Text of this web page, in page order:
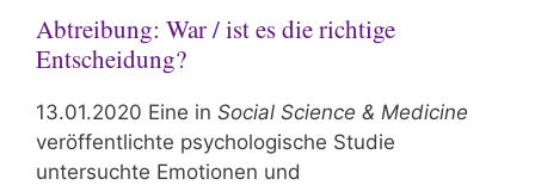
Abtreibung: War / ist es die richtige
Entscheidung?
13.01.2020 Eine in Social Science & Medicine
veröffentlichte psychologische Studie
untersuchte Emotionen und